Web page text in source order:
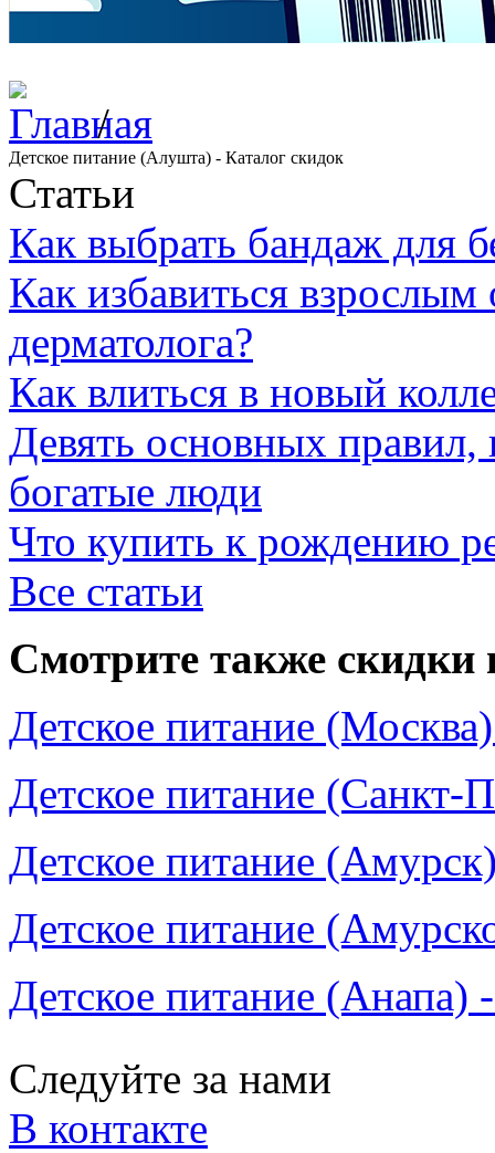
/
Детское питание (Алушта) - Каталог скидок
Статьи
Как выбрать бандаж для
Как избавиться
дерматолога?
Как влиться в новый
Девять основных
богатые люди
Что купить к рождению
Все статьи
Смотрите также скидки
Детское питание
Детское питание (Санкт-
Детское питание
Детское питание
Детское питание (Анапа)
Следуйте за нами
В контакте